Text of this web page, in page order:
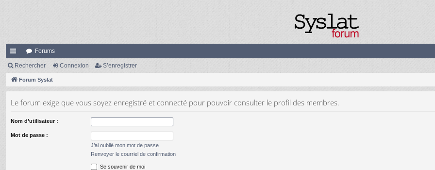
cc
ès
de
Forums
Rechercher Connexion S’enregistrer
Forum Syslat
Le forum exige que vous soyez enregistré et connecté pour pouvoir consulter le profil des membres.
Nom d’utilisateur :
Mot de passe :
J’ai oublié mon mot de passe
Renvoyer le courriel de confirmation
Se souvenir de moi